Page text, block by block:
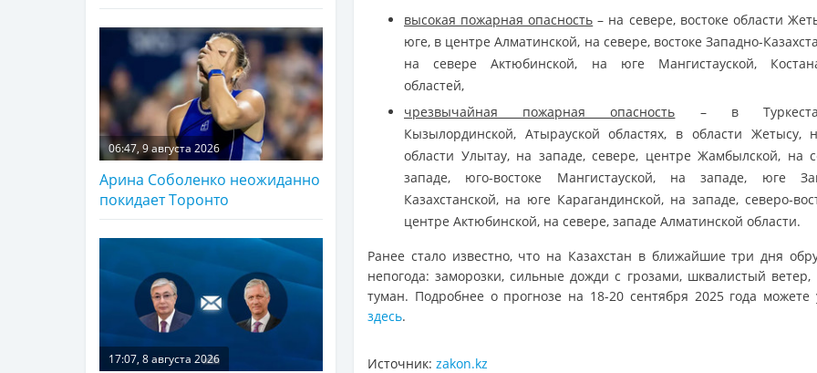
высокая пожарная опасность – на севере, востоке области
юге, в центре Алматинской, на севере, востоке Западно-
на севере Актюбинской, на юге Мангистауской,
областей,
чрезвычайная пожарная опасность – в
Кызылординской, Атырауской областях, в области Жетысу,
области Улытау, на западе, севере, центре Жамбылской, на
западе, юго-востоке Мангистауской, на западе, юге
Казахстанской, на юге Карагандинской, на западе, северо-
центре Актюбинской, на севере, западе Алматинской области.
Ранее стало известно, что на Казахстан в ближайшие три дня
непогода: заморозки, сильные дожди с грозами, шквалистый ветер,
туман. Подробнее о прогнозе на 18-20 сентября 2025 года можете
здесь.
Источник: zakon.kz
06:47, 9 августа 2026
Арина Соболенко неожиданно
покидает Торонто
17:07, 8 августа 2026